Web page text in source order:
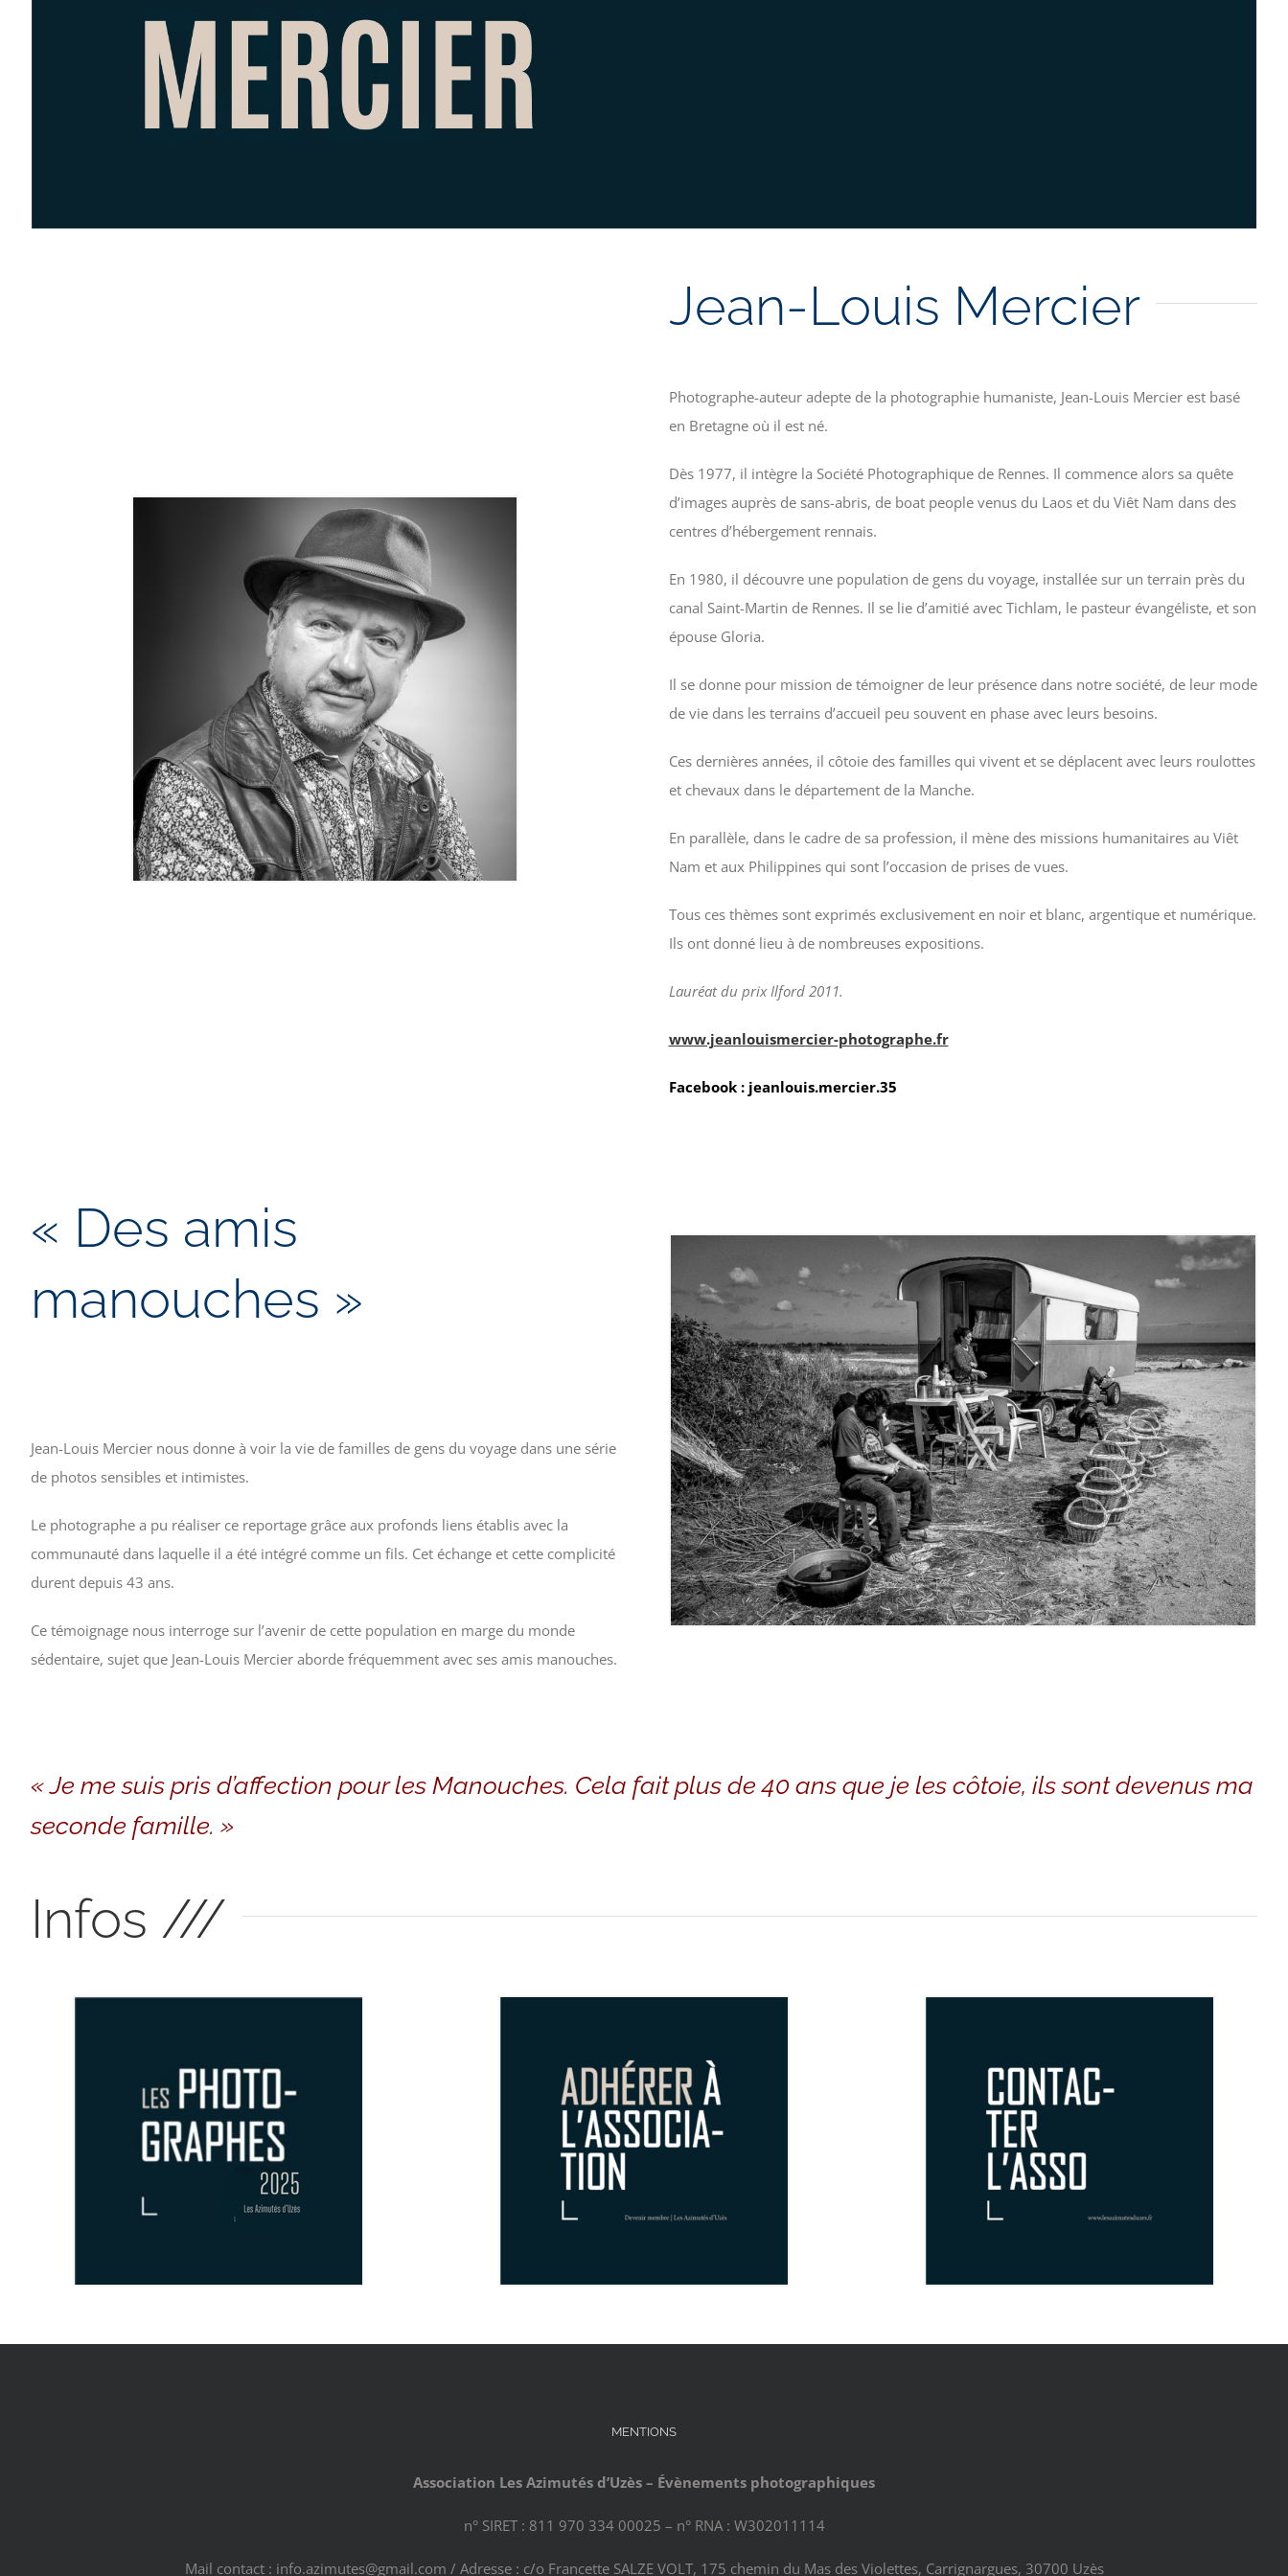
Jean-Louis Mercier
Photographe-auteur adepte de la photographie humaniste, Jean-Louis Mercier est basé
en Bretagne où il est né.
Dès 1977, il intègre la Société Photographique de Rennes. Il commence alors sa quête
d’images auprès de sans-abris, de boat people venus du Laos et du Viêt Nam dans des
centres d’hébergement rennais.
En 1980, il découvre une population de gens du voyage, installée sur un terrain près du
canal Saint-Martin de Rennes. Il se lie d’amitié avec Tichlam, le pasteur évangéliste, et son
épouse Gloria.
Il se donne pour mission de témoigner de leur présence dans notre société, de leur mode
de vie dans les terrains d’accueil peu souvent en phase avec leurs besoins.
Ces dernières années, il côtoie des familles qui vivent et se déplacent avec leurs roulottes
et chevaux dans le département de la Manche.
En parallèle, dans le cadre de sa profession, il mène des missions humanitaires au Viêt
Nam et aux Philippines qui sont l’occasion de prises de vues.
Tous ces thèmes sont exprimés exclusivement en noir et blanc, argentique et numérique.
Ils ont donné lieu à de nombreuses expositions.
Lauréat du prix Ilford 2011.
www.jeanlouismercier-photographe.fr
Facebook : jeanlouis.mercier.35
« Des amis
manouches »
Jean-Louis Mercier nous donne à voir la vie de familles de gens du voyage dans une série
de photos sensibles et intimistes.
Le photographe a pu réaliser ce reportage grâce aux profonds liens établis avec la
communauté dans laquelle il a été intégré comme un fils. Cet échange et cette complicité
durent depuis 43 ans.
Ce témoignage nous interroge sur l’avenir de cette population en marge du monde
sédentaire, sujet que Jean-Louis Mercier aborde fréquemment avec ses amis manouches.
« Je me suis pris d’affection pour les Manouches. Cela fait plus de 40 ans que je les côtoie, ils sont devenus ma
seconde famille. »
Infos ///
MENTIONS
Association Les Azimutés d’Uzès – Évènements photographiques
n° SIRET : 811 970 334 00025 – n° RNA : W302011114
Mail contact : info.azimutes@gmail.com / Adresse : c/o Francette SALZE VOLT, 175 chemin du Mas des Violettes, Carrignargues, 30700 Uzès